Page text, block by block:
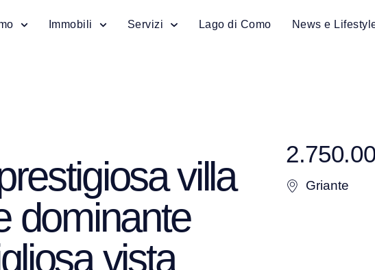
Immobili Servizi Lago di Como News e
villa
dominante
vista
Griante